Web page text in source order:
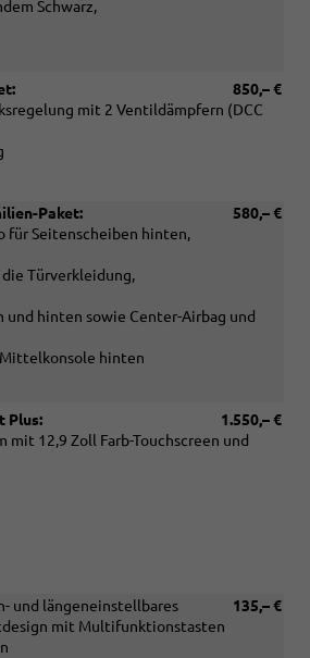
Schwarz,
850,– €
mit 2 Ventildämpfern (DCC
580,– €
Paket:
für Seitenscheiben hinten,
Türverkleidung,
und hinten sowie Center-Airbag und
hinten
1.550,– €
Plus:
mit 12,9 Zoll Farb-Touchscreen und
135,– €
und längeneinstellbares
mit Multifunktionstasten